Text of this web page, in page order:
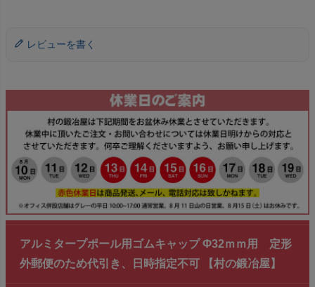
レビューを書く
アルミタープポール用ゴムキャップ Φ32ｍｍ用 定形
外郵便のため代引き、日時指定不可 【村の鍛冶屋】